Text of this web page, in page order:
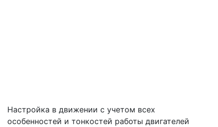
Настройка в движении с учетом всех
особенностей и тонкостей работы двигателей